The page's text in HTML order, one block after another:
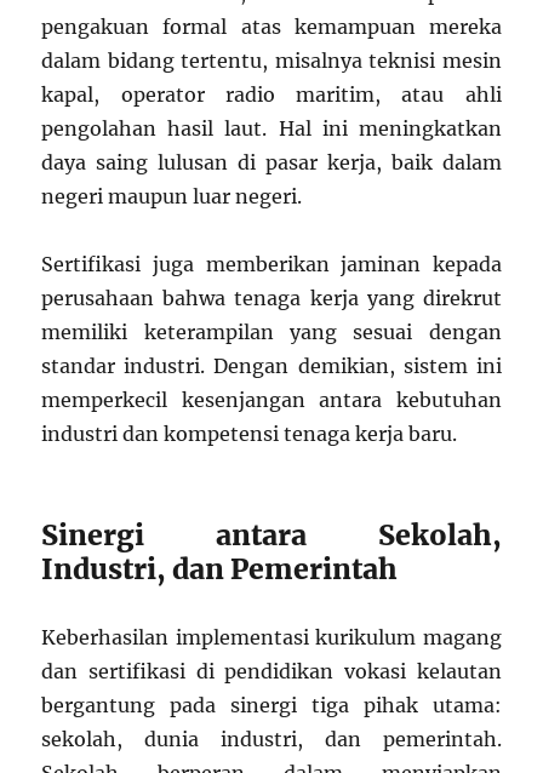
pengakuan formal atas kemampuan mereka
dalam bidang tertentu, misalnya teknisi mesin
kapal, operator radio maritim, atau ahli
pengolahan hasil laut. Hal ini meningkatkan
daya saing lulusan di pasar kerja, baik dalam
negeri maupun luar negeri.
Sertifikasi juga memberikan jaminan kepada
perusahaan bahwa tenaga kerja yang direkrut
memiliki keterampilan yang sesuai dengan
standar industri. Dengan demikian, sistem ini
memperkecil kesenjangan antara kebutuhan
industri dan kompetensi tenaga kerja baru.
Sinergi antara Sekolah,
Industri, dan Pemerintah
Keberhasilan implementasi kurikulum magang
dan sertifikasi di pendidikan vokasi kelautan
bergantung pada sinergi tiga pihak utama:
sekolah, dunia industri, dan pemerintah.